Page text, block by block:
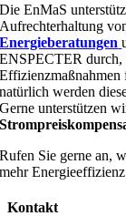
Die EnMaS
Aufrechterhaltung
Energieberatungen
ENSPECTER durch,
natürlich werden
Gerne unterstützen
Rufen Sie gerne an,
mehr
Kontakt